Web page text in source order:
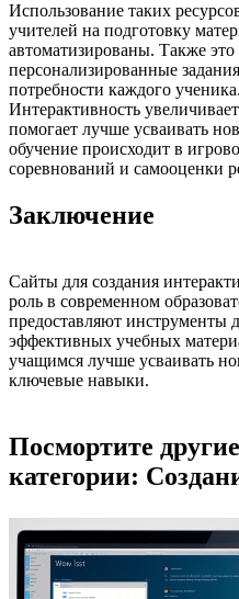
Использование таких
учителей на подготовку
автоматизированы. Также это
персонализированные
потребности каждого ученика.
Интерактивность
помогает лучше усваивать
обучение происходит в
соревнований и самооценки
Заключение
Сайты для создания
роль в современном
предоставляют инструменты
эффективных учебных
учащимся лучше усваивать
ключевые навыки.
Посмортите
категории: